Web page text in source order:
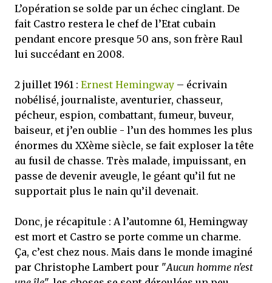
L’opération se solde par un échec cinglant. De
fait Castro restera le chef de l’Etat cubain
pendant encore presque 50 ans, son frère Raul
lui succédant en 2008.
2 juillet 1961 : Ernest Hemingway – écrivain
nobélisé, journaliste, aventurier, chasseur,
pécheur, espion, combattant, fumeur, buveur,
baiseur, et j’en oublie - l’un des hommes les plus
énormes du XXème siècle, se fait exploser la tête
au fusil de chasse. Très malade, impuissant, en
passe de devenir aveugle, le géant qu’il fut ne
supportait plus le nain qu’il devenait.
Donc, je récapitule : A l’automne 61, Hemingway
est mort et Castro se porte comme un charme.
Ça, c’est chez nous. Mais dans le monde imaginé
par Christophe Lambert pour "Aucun homme n'est